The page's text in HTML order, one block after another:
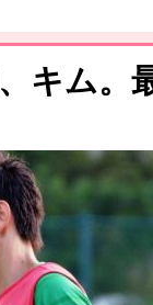
キム。